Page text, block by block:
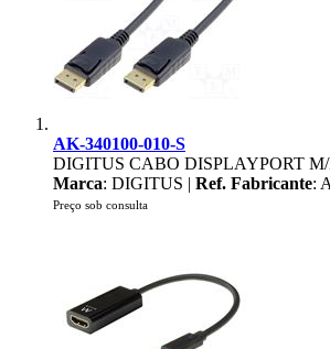
AK-340100-010-S
DIGITUS CABO DISPLAYPORT
Marca: DIGITUS | Ref. Fabricante:
Preço sob consulta